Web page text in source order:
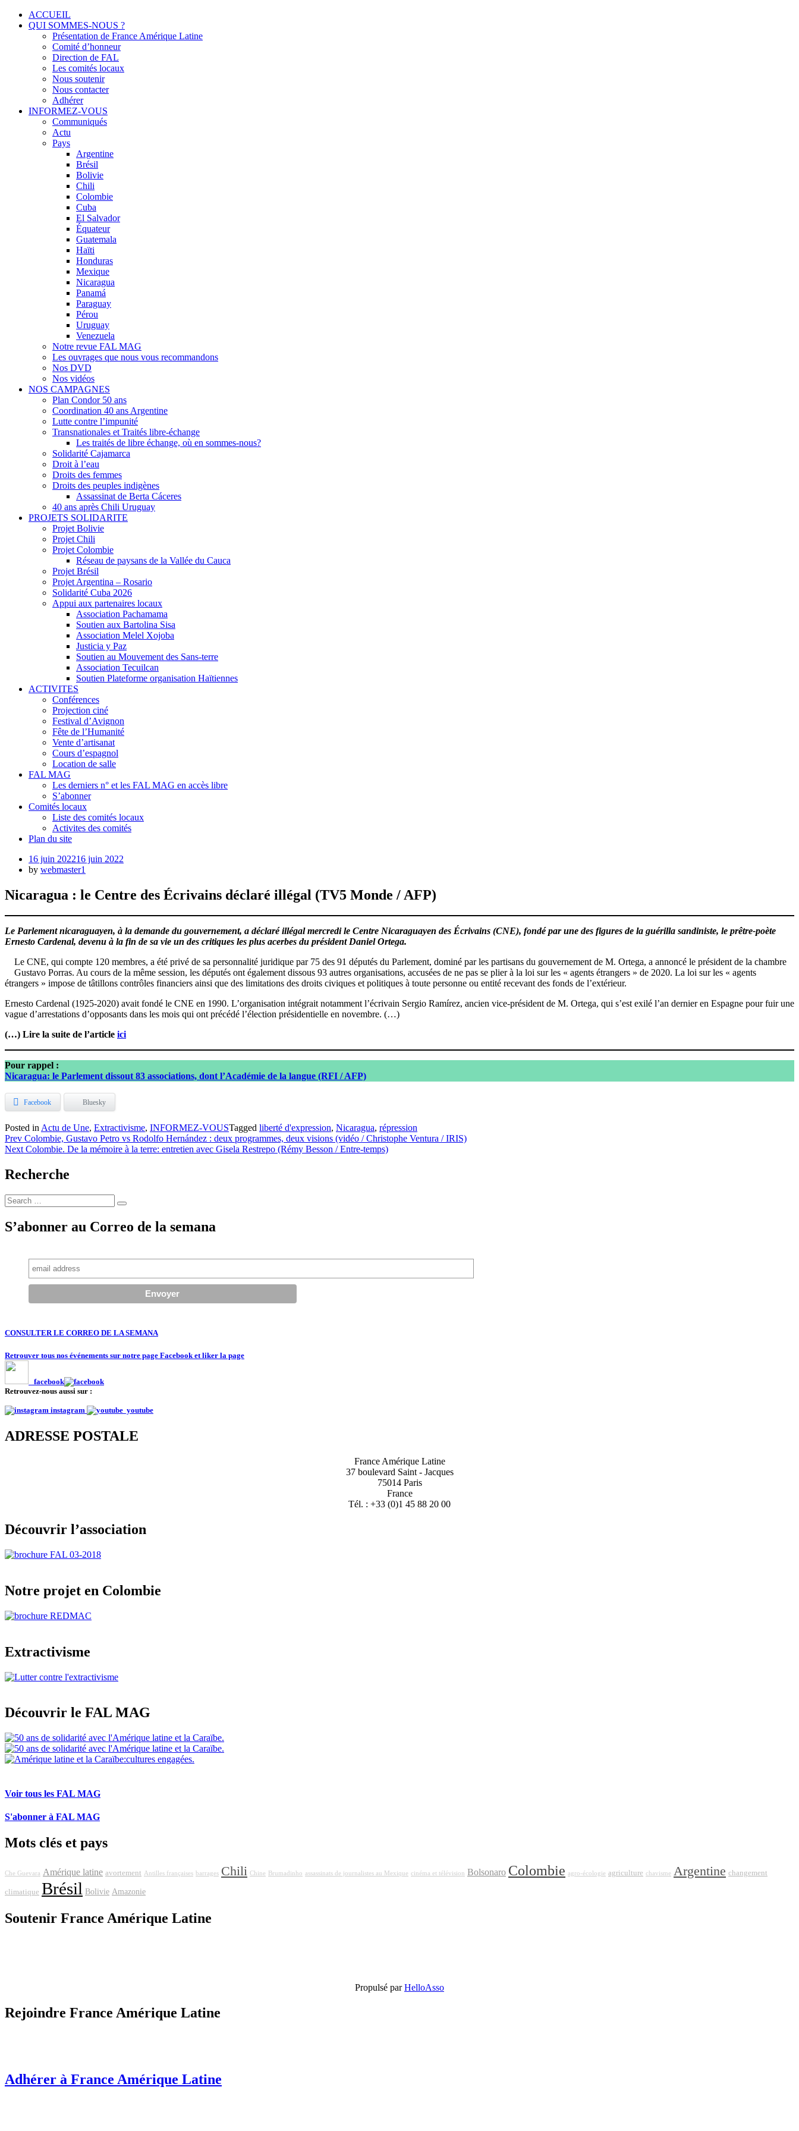
FRANCE AMERIQUE LATINE
Solidarité international et Amitiés entre les peuples
Menu
Skip
ACCUEIL
QUI SOMMES-NOUS ?
Présentation de France Amérique Latine
Comité d’honneur
Direction de FAL
Les comités locaux
Nous soutenir
Nous contacter
Adhérer
INFORMEZ-VOUS
Communiqués
Actu
Pays
Argentine
Brésil
Bolivie
Chili
Colombie
Cuba
El Salvador
Équateur
Guatemala
Haïti
Honduras
Mexique
Nicaragua
Panamá
Paraguay
Pérou
Uruguay
Venezuela
Notre revue FAL MAG
Les ouvrages que nous vous recommandons
Nos DVD
Nos vidéos
NOS CAMPAGNES
Plan Condor 50 ans
Coordination 40 ans Argentine
Lutte contre l’impunité
Transnationales et Traités libre-échange
Les traités de libre échange, où en sommes-nous?
Solidarité Cajamarca
Droit à l’eau
Droits des femmes
Droits des peuples indigènes
Assassinat de Berta Cáceres
40 ans après Chili Uruguay
PROJETS SOLIDARITE
Projet Bolivie
Projet Chili
Projet Colombie
Réseau de paysans de la Vallée du Cauca
Projet Brésil
Projet Argentina – Rosario
Solidarité Cuba 2026
Appui aux partenaires locaux
Association Pachamama
Soutien aux Bartolina Sisa
Association Melel Xojoba
Justicia y Paz
Soutien au Mouvement des Sans-terre
Association Tecuilcan
Soutien Plateforme organisation Haïtiennes
ACTIVITES
Conférences
Projection ciné
Festival d’Avignon
Fête de l’Humanité
Vente d’artisanat
Cours d’espagnol
Location de salle
FAL MAG
Les derniers n° et les FAL MAG en accès libre
S’abonner
Comités locaux
Liste des comités locaux
Activites des comités
Plan du site
Posted
on
16 juin 202216 juin 2022
by webmaster1
Nicaragua : le Centre des Écrivains déclaré illégal (TV5 Monde / AFP)
Le Parlement nicaraguayen, à la demande du gouvernement, a déclaré illégal mercredi le Centre Nicaraguayen des Écrivains (CNE), fondé par une des figures de la guérilla sandiniste, le prêtre-poète
Ernesto Cardenal, devenu à la fin de sa vie un des critiques les plus acerbes du président Daniel Ortega.
Le CNE, qui compte 120 membres, a été privé de sa personnalité juridique par 75 des 91 députés du Parlement, dominé par les partisans du gouvernement de M. Ortega, a annoncé le président de la chambre
Gustavo Porras. Au cours de la même session, les députés ont également dissous 93 autres organisations, accusées de ne pas se plier à la loi sur les « agents étrangers » de 2020. La loi sur les « agents
étrangers » impose de tâtillons contrôles financiers ainsi que des limitations des droits civiques et politiques à toute personne ou entité recevant des fonds de l’extérieur.
Ernesto Cardenal (1925-2020) avait fondé le CNE en 1990. L’organisation intégrait notamment l’écrivain Sergio Ramírez, ancien vice-président de M. Ortega, qui s’est exilé l’an dernier en Espagne pour fuir une
vague d’arrestations d’opposants dans les mois qui ont précédé l’élection présidentielle en novembre. (…)
(…) Lire la suite de l’article ici
Pour rappel :
Nicaragua: le Parlement dissout 83 associations, dont l’Académie de la langue (RFI / AFP)
Facebook Bluesky
Posted in Actu de Une, Extractivisme, INFORMEZ-VOUSTagged liberté d'expression, Nicaragua, répression
Navigation
de
l’article
Prev Colombie, Gustavo Petro vs Rodolfo Hernández : deux programmes, deux visions (vidéo / Christophe Ventura / IRIS)
Next Colombie. De la mémoire à la terre: entretien avec Gisela Restrepo (Rémy Besson / Entre-temps)
Recherche
Search
for:
Search
S’abonner au Correo de la semana
CONSULTER LE CORREO DE LA SEMANA
Retrouver tous nos événements sur notre page Facebook et liker la page
facebook
Retrouvez-nous aussi sur :
instagram youtube
ADRESSE POSTALE
France Amérique Latine
37 boulevard Saint - Jacques
75014 Paris
France
Tél. : +33 (0)1 45 88 20 00
Découvrir l’association
Notre projet en Colombie
Extractivisme
Découvrir le FAL MAG
Voir tous les FAL MAG
S'abonner à FAL MAG
Mots clés et pays
Che Guevara Amérique latine avortement Antilles françaises barrages Chili Chine Brumadinho assassinats de journalistes au Mexique cinéma et télévision Bolsonaro Colombie agro-écologie agriculture chavisme Argentine changement
climatique Brésil Bolivie Amazonie
Soutenir France Amérique Latine
Propulsé parHelloAsso
Rejoindre France Amérique Latine
Adhérer à France Amérique Latine